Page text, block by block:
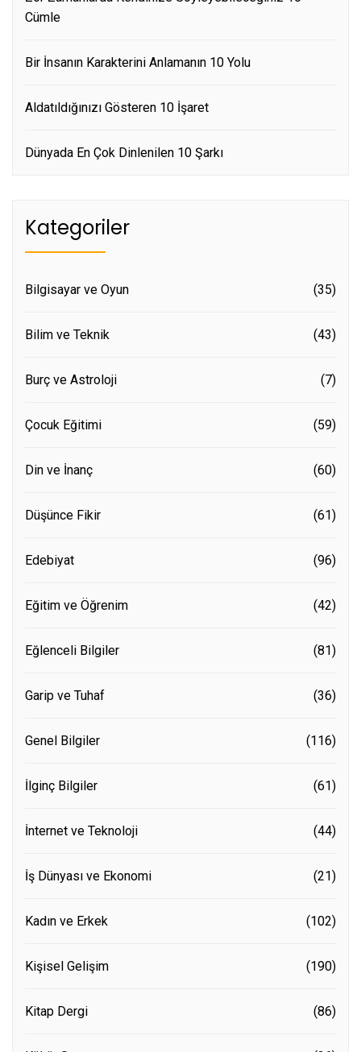
Cümle
Bir İnsanın Karakterini Anlamanın 10 Yolu
Aldatıldığınızı Gösteren 10 İşaret
Dünyada En Çok Dinlenilen 10 Şarkı
Kategoriler
Bilgisayar ve Oyun (35)
Bilim ve Teknik (43)
Burç ve Astroloji (7)
Çocuk Eğitimi (59)
Din ve İnanç (60)
Düşünce Fikir (61)
Edebiyat (96)
Eğitim ve Öğrenim (42)
Eğlenceli Bilgiler (81)
Garip ve Tuhaf (36)
Genel Bilgiler (116)
İlginç Bilgiler (61)
İnternet ve Teknoloji (44)
İş Dünyası ve Ekonomi (21)
Kadın ve Erkek (102)
Kişisel Gelişim (190)
Kitap Dergi (86)